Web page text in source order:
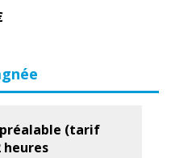
préalable (tarif